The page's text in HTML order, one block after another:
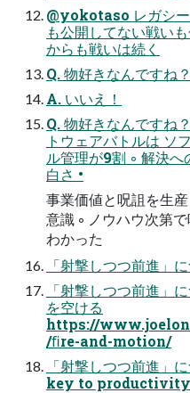
@yokotaso レガシ
も公開してない戦い
からも戦いは続く
Q. 物好きなんですね？
A. いいえ！
Q. 物好きなんですね
トウェアバトルは ソ
ル管理が9割 ◦ 解決
⽩さ •
事業価値と呪詛を⽣
意識 ◦ ノウハウ次第
わかった
「射撃しつつ前進」
「射撃しつつ前進」
を空ける
https://
/ﬁre-and-motion/
「射撃しつつ前進
key to